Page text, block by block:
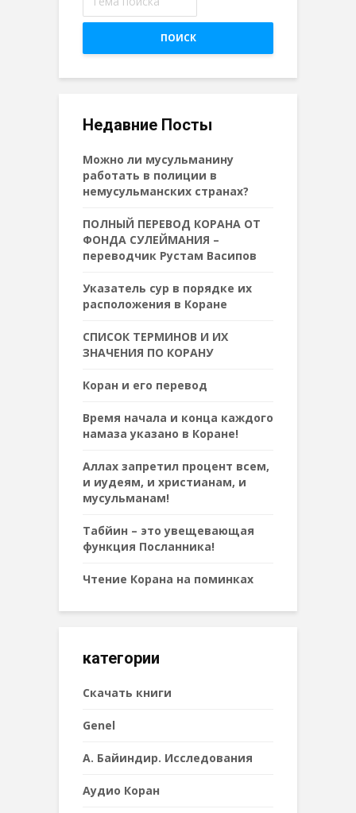
ПОИСК
Недавние Посты
Можно ли мусульманину
работать в полиции в
немусульманских странах?
ПОЛНЫЙ ПЕРЕВОД КОРАНА ОТ
ФОНДА СУЛЕЙМАНИЯ –
переводчик Рустам Васипов
Указатель сур в порядке их
расположения в Коране
СПИСОК ТЕРМИНОВ И ИХ
ЗНАЧЕНИЯ ПО КОРАНУ
Коран и его перевод
Время начала и конца каждого
намаза указано в Коране!
Аллах запретил процент всем,
и иудеям, и христианам, и
мусульманам!
Табйин – это увещевающая
функция Посланника!
Чтение Корана на поминках
категории
Cкачать книги
Genel
А. Байиндир. Исследования
Аудио Коран